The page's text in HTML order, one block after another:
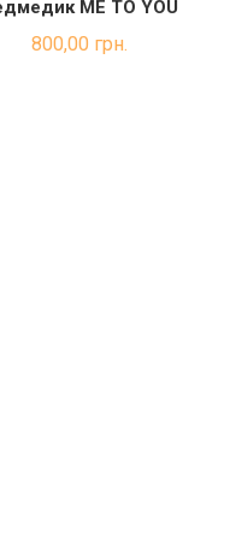
ДОДАТИ В КОШИК
ME TO YOU
800,00 грн.